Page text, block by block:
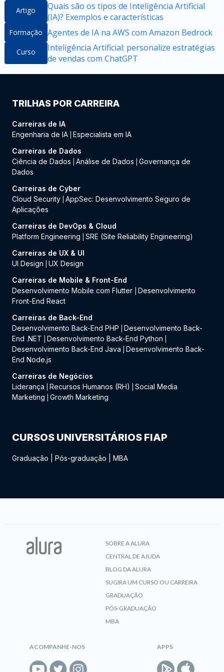
Artigo
Quais são os tipos de Inteligência Artificial
(IA)? Exemplos e características
Formação Agentes de IA na AWS com Amazon Bedrock
Curso
Inteligência Artificial: personalize estratégias
de vendas com ChatGPT
TRILHAS POR CARREIRA
Carreiras de IA
Engenharia de IA Especialista em IA
Carreiras de Dados
Ciência de Dados
Análise de Dados
Governança de
Dados
Carreiras de Cyber
Cloud Security AppSec: Desenvolvimento Seguro de
Aplicações
Carreiras de DevOps & Cloud
Platform Engineering
SRE (Site Reliability Engineering)
Carreiras de UX & UI
UI Design
UX Design
Carreiras de Mobile & Front-End
Desenvolvimento Mobile com Flutter
Desenvolvimento
Front-End React
Carreiras de Back-End
Desenvolvimento Back-End PHP
Desenvolvimento Back-
End .NET
Desenvolvimento Back-End Python
Desenvolvimento Back-End Java
Desenvolvimento Back-
End Node.js
Carreiras de Negócios
Liderança
Recursos Humanos (RH)
Social Media
Marketing
Growth Marketing
CURSOS UNIVERSITÁRIOS FIAP
Graduação Pós-graduação MBA
SOBRE A ALURA
CENTRAL DE AJUDA
BLOG DA ALURA
SUGIRA UM CURSO OU CARREIRA
GRADUAÇÃO
PÓS-GRADUAÇÃO
MBA
ACOMPANHE-NOS APPS